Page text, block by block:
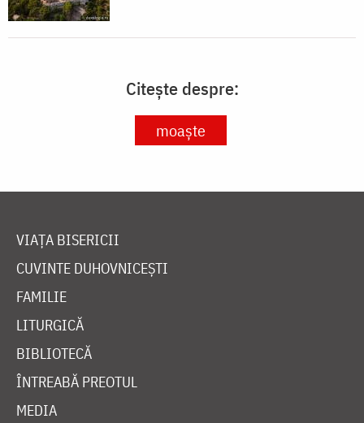
Citește despre:
moaște
VIAȚA BISERICII
CUVINTE DUHOVNICEȘTI
FAMILIE
LITURGICĂ
BIBLIOTECĂ
ÎNTREABĂ PREOTUL
MEDIA